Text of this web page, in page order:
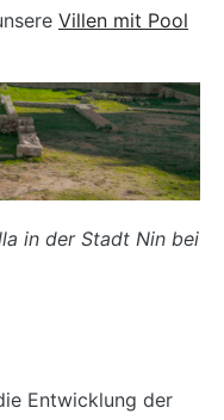
Villen mit Pool
in der Stadt Nin bei
Entwicklung der